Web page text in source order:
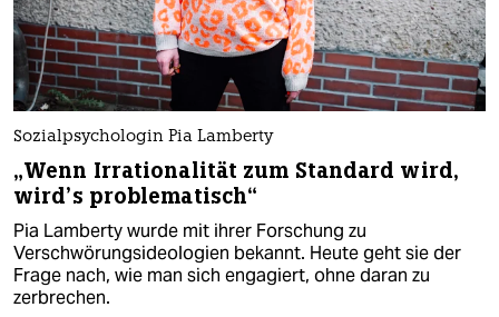
Sozialpsychologin Pia Lamberty
„Wenn Irrationalität zum Standard wird,
wird’s problematisch“
Pia Lamberty wurde mit ihrer Forschung zu
Verschwörungsideologien bekannt. Heute geht sie der
Frage nach, wie man sich engagiert, ohne daran zu
zerbrechen.